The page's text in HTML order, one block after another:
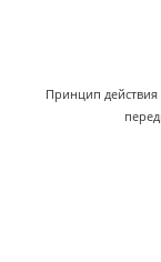
Принцип